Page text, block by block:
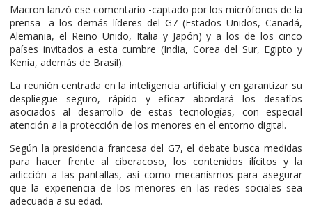
Macron lanzó ese comentario -captado por los micrófonos de la
prensa- a los demás líderes del G7 (Estados Unidos, Canadá,
Alemania, el Reino Unido, Italia y Japón) y a los de los cinco
países invitados a esta cumbre (India, Corea del Sur, Egipto y
Kenia, además de Brasil).
La reunión centrada en la inteligencia artificial y en garantizar su
despliegue seguro, rápido y eficaz abordará los desafíos
asociados al desarrollo de estas tecnologías, con especial
atención a la protección de los menores en el entorno digital.
Según la presidencia francesa del G7, el debate busca medidas
para hacer frente al ciberacoso, los contenidos ilícitos y la
adicción a las pantallas, así como mecanismos para asegurar
que la experiencia de los menores en las redes sociales sea
adecuada a su edad.